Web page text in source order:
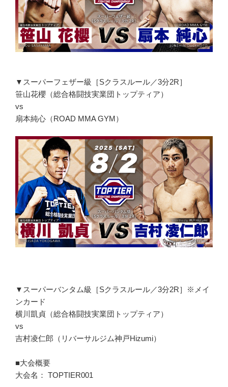
▼スーパーフェザー級［Sクラスルール／3分2R］
笹山花櫻（総合格闘技実業団トップティア）
vs
扇本純心（ROAD MMA GYM）
▼スーパーバンタム級［Sクラスルール／3分2R］※メイ
ンカード
横川凱貞（総合格闘技実業団トップティア）
vs
吉村凌仁郎（リバーサルジム神戸Hizumi）
■大会概要
大会名： TOPTIER001